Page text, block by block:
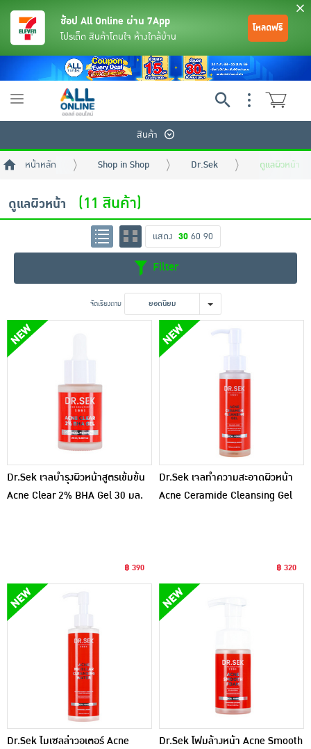
เครื่องปรุงรสและของแห้ง
ขนมขบเคี้ยว และช็อคโกแลต
อาหารสด ผัก ผลไม้และเบเกอรี่
ช้อป All Online ผ่าน 7App
โปรเด็ด สินค้าโดนใจ ห้างใกล้บ้าน
โหลดฟรี
Toggle
สินค้า
หน้าหลัก Shop in Shop Dr.Sek ดูแลผิวหน้า
ดูแลผิวหน้า (11 สินค้า)
แสดง 30 60 90
Filter
จัดเรียงตาม ยอดนิยม
Dr.Sek เจลบำรุงผิวหน้าสูตรเข้มข้น
Acne Clear 2% BHA Gel 30 มล.
฿ 390
Dr.Sek เจลทำความสะอาดผิวหน้า
Acne Ceramide Cleansing Gel
฿ 320
Dr.Sek ไมเซลล่าวอเตอร์ Acne
Dr.Sek โฟมล้างหน้า Acne Smooth